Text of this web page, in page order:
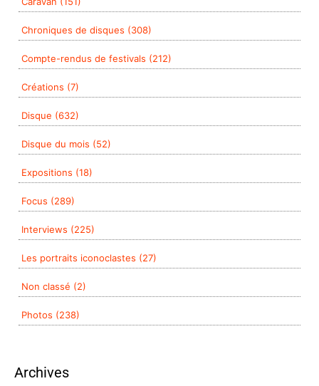
Chroniques de disques (308)
Compte-rendus de festivals (212)
Créations (7)
Disque (632)
Disque du mois (52)
Expositions (18)
Focus (289)
Interviews (225)
Les portraits iconoclastes (27)
Non classé (2)
Photos (238)
Archives